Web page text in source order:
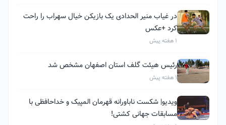
در غیاب منیر الحدادی یک بازیکن خیال سهراب را راحت
کرد +عکس
1 هفته پیش
رئیس هیئت گلف استان اصفهان مشخص شد
1 هفته پیش
ویدیو| شکست ناباورانه قهرمان المپیک و خداحافظی با
مسابقات جهانی کشتی!